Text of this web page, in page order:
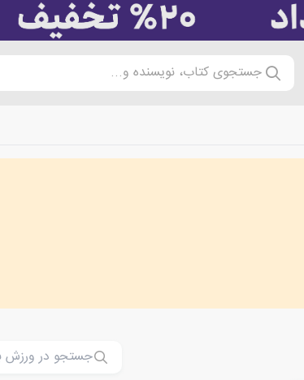
جستجوی کتاب، نویسنده و...